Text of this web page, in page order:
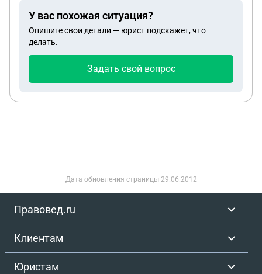
У вас похожая ситуация?
Опишите свои детали — юрист подскажет, что
делать.
Задать свой вопрос
Дата обновления страницы 29.06.2012
Правовед.ru
Клиентам
Юристам